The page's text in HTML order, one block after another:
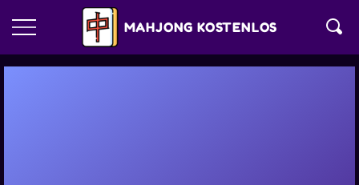
MAHJONG KOSTENLOS